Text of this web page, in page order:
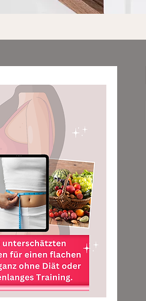
Button